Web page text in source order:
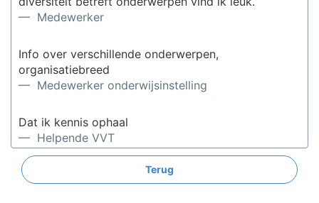
— Medewerker
Info over verschillende onderwerpen,
organisatiebreed
— Medewerker onderwijsinstelling
Dat ik kennis ophaal
— Helpende VVT
Is niet dwingend.
Terug